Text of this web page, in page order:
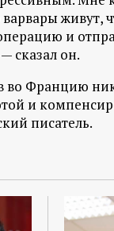
живут,
и
сказал он.
во Францию
и
писатель.